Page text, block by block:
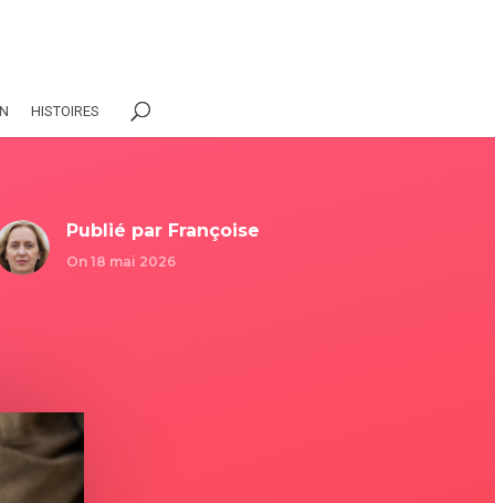
HISTOIRES
Publié par Françoise
On 18 mai 2026